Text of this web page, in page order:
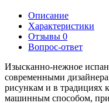
Описание
Характеристики
Отзывы 0
Вопрос-ответ
Изысканно-нежное
современными
рисункам и в традициях
машинным способом,